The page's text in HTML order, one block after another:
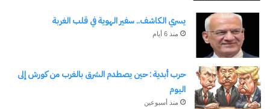
يسري الكاشف.. سفير الهوية في قلب الغربة
منذ 6 أيام
حرب أبدية : حين يصطدم الشرق بالغرب من كورش إلى
اليوم
منذ أسبوعين